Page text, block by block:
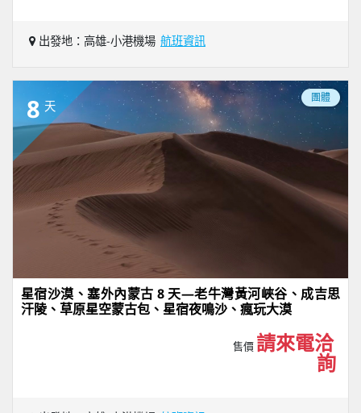
出發地：高雄-小港機場 航班資訊
8 天
團體
星宿沙漠、塞外內蒙古 8 天—老牛灣黃河峽谷、成吉思
汗陵、草原星空蒙古包、星宿夜鳴沙、瘋玩大漠
售價 請來電洽
詢